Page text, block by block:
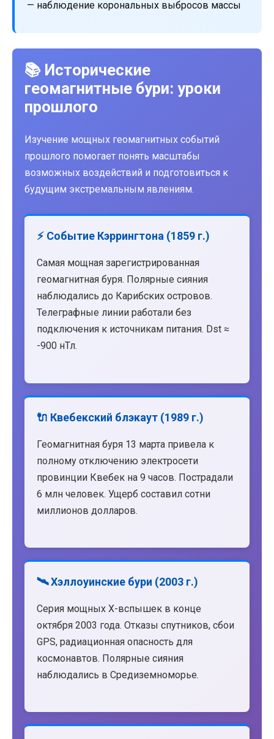
— наблюдение корональных выбросов массы
📚 Исторические
геомагнитные бури: уроки
прошлого
Изучение мощных геомагнитных событий
прошлого помогает понять масштабы
возможных воздействий и подготовиться к
будущим экстремальным явлениям.
⚡ Событие Кэррингтона (1859 г.)
Самая мощная зарегистрированная
геомагнитная буря. Полярные сияния
наблюдались до Карибских островов.
Телеграфные линии работали без
подключения к источникам питания. Dst ≈
-900 нТл.
🔌 Квебекский блэкаут (1989 г.)
Геомагнитная буря 13 марта привела к
полному отключению электросети
провинции Квебек на 9 часов. Пострадали
6 млн человек. Ущерб составил сотни
миллионов долларов.
🛰️ Хэллоуинские бури (2003 г.)
Серия мощных X-вспышек в конце
октября 2003 года. Отказы спутников, сбои
GPS, радиационная опасность для
космонавтов. Полярные сияния
наблюдались в Средиземноморье.